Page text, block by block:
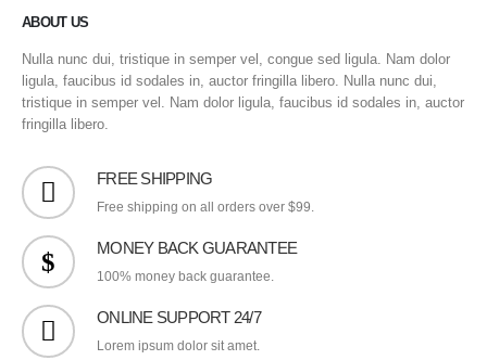
ABOUT US
Nulla nunc dui, tristique in semper vel, congue sed ligula. Nam dolor
ligula, faucibus id sodales in, auctor fringilla libero. Nulla nunc dui,
tristique in semper vel. Nam dolor ligula, faucibus id sodales in, auctor
fringilla libero.
FREE SHIPPING
Free shipping on all orders over $99.
MONEY BACK GUARANTEE
100% money back guarantee.
ONLINE SUPPORT 24/7
Lorem ipsum dolor sit amet.